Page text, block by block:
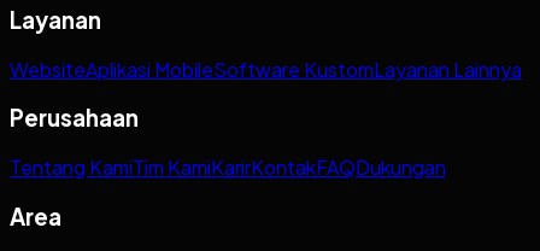
Layanan
WebsiteAplikasi MobileSoftware KustomLayanan Lainnya
Perusahaan
Tentang KamiTim KamiKarirKontakFAQDukungan
Area